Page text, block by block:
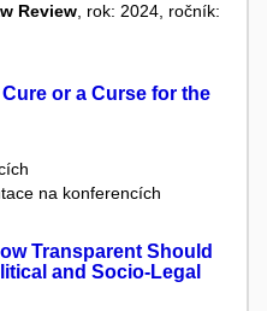
Review, rok: 2024, ročník:
or a Curse for the
na konferencích
Transparent Should
and Socio-Legal